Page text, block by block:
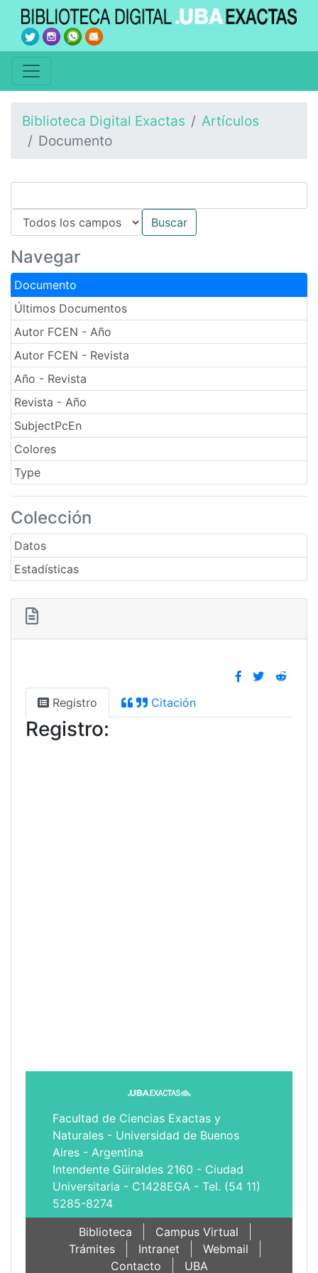
Biblioteca Digital Exactas
Artículos
Documento
Navegar
Documento
Últimos Documentos
Autor FCEN - Año
Autor FCEN - Revista
Año - Revista
Revista - Año
SubjectPcEn
Colores
Type
Colección
Datos
Estadísticas
Registro Citación
Registro:
Facultad de Ciencias Exactas y
Naturales - Universidad de Buenos
Aires - Argentina
Intendente Güiraldes 2160 - Ciudad
Universitaria - C1428EGA - Tel. (54 11)
5285-8274
Biblioteca
Campus Virtual
Trámites
Intranet
Webmail
Contacto
UBA